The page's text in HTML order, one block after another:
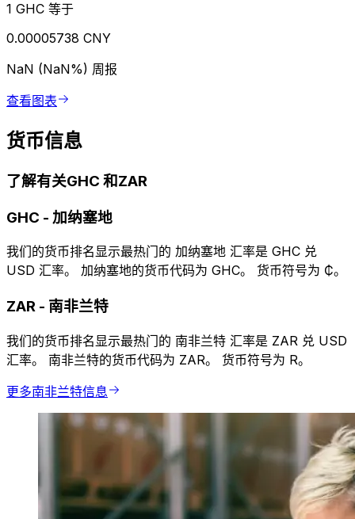
1 GHC 等于
0.00005738 CNY
NaN (NaN%) 周报
查看图表
货币信息
了解有关GHC 和ZAR
GHC - 加纳塞地
我们的货币排名显示最热门的 加纳塞地 汇率是 GHC 兑
USD 汇率。 加纳塞地的货币代码为 GHC。 货币符号为 ₵。
ZAR - 南非兰特
我们的货币排名显示最热门的 南非兰特 汇率是 ZAR 兑 USD
汇率。 南非兰特的货币代码为 ZAR。 货币符号为 R。
更多南非兰特信息